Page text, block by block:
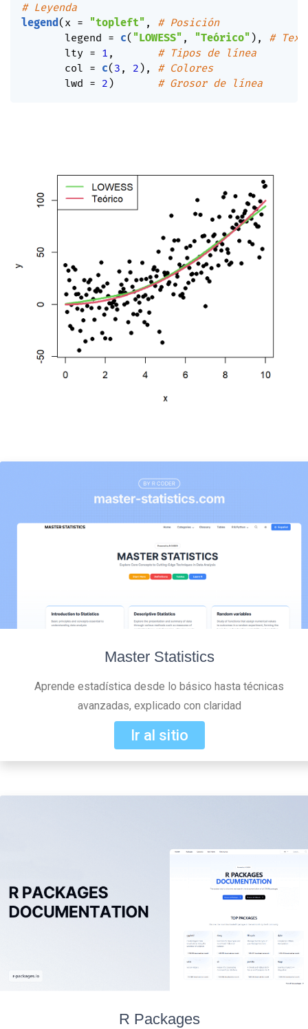
# Leyenda
legend ( x = "topleft" ,
# Posición
       legend
= c( "LOWESS" , "Teórico" ) ,
#
       lty
= 1 ,
# Tipos de línea
       col
= c( 3 , 2 ) ,
# Colores
       lwd
= 2 ) # Grosor de línea
Master Statistics
Aprende estadística desde lo básico hasta técnicas
avanzadas, explicado con claridad
Ir al sitio
R Packages